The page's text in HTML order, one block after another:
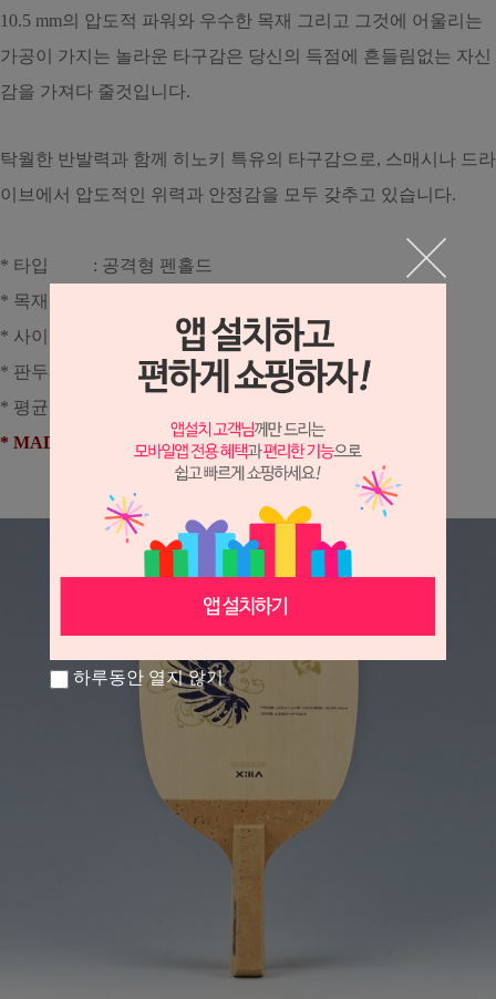
10.5 mm의 압도적 파워와 우수한 목재 그리고 그것에 어울리는
가공이 가지는 놀라운 타구감은 당신의 득점에 흔들림없는 자신
감을 가져다 줄것입니다.
탁월한 반발력과 함께 히노키 특유의 타구감으로, 스매시나 드라
이브에서 압도적인 위력과 안정감을 모두 갖추고 있습니다.
* 타입 : 공격형 펜홀드
* 목재구성 : 키소 히노키 단판
* 사이즈 : 254 * 134mm (러버 부착면 : 148 * 134mm)
* 판두께 : 10.3 ± 0.2mm
* 평균중량 : 85~105g
* MADE IN JAPAN
하루동안 열지 않기